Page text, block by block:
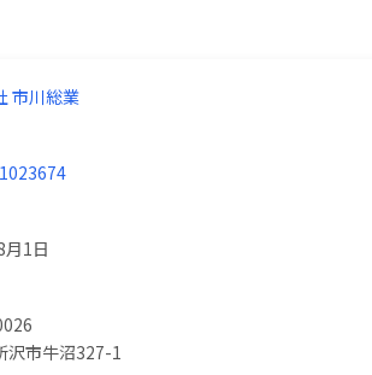
市川総業
月1日
沢市牛沼327-1